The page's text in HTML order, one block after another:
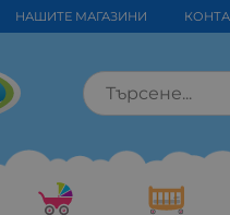
НАШИТЕ МАГАЗИНИ